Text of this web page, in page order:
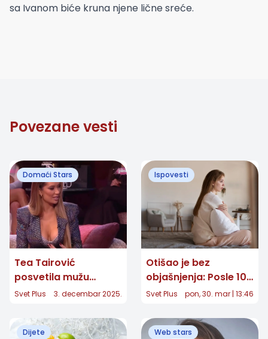
sa Ivanom biće kruna njene lične sreće.
Povezane vesti
Domaći Stars
Tea Tairović
posvetila mužu
pesmu nakon svađe:
kraj"
Svet Plus 3. decembar 2025.
Ispovesti
Otišao je bez
objašnjenja: Posle 10
godina braka ostala
Svet Plus pon, 30. mar | 13:46
Dijete Web stars